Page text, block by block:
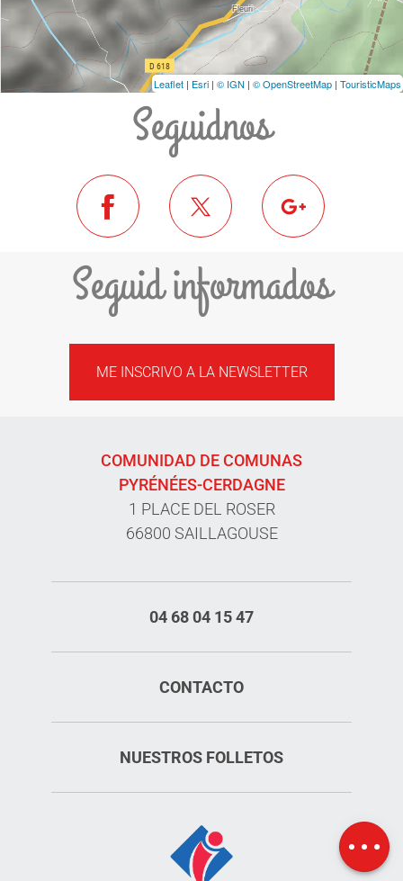
Mapa
Leaflet | Esri | © IGN | © OpenStreetMap | TouristicMaps
Seguidnos
Seguid informados
ME INSCRIVO A LA NEWSLETTER
COMUNIDAD DE COMUNAS
PYRÉNÉES-CERDAGNE
1 PLACE DEL ROSER
66800 SAILLAGOUSE
04 68 04 15 47
CONTACTO
NUESTROS FOLLETOS